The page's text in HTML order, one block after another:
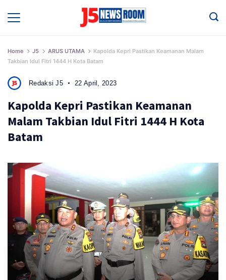
Home J5 ARUS UTAMA
Kapolda Kepri Pastikan Keamanan Malam
Takbian Idul Fitri 1444 H Kota Batam
Redaksi J5 22 April, 2023
Kapolda Kepri Pastikan Keamanan
Malam Takbian Idul Fitri 1444 H Kota
Batam